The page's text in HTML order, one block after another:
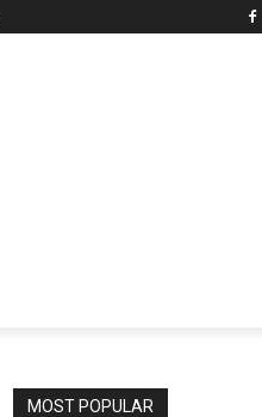
MOST POPULAR